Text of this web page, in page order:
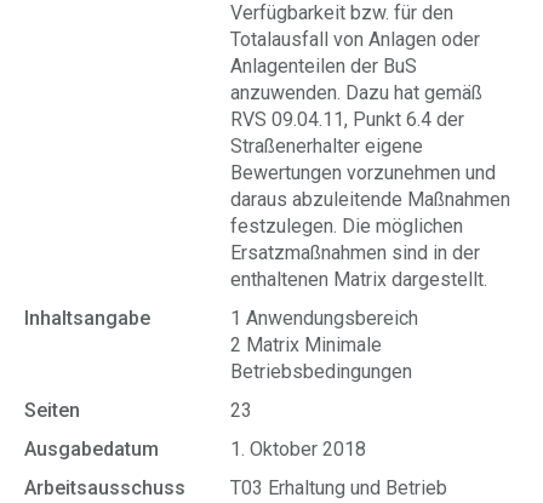
Verfügbarkeit bzw. für den
Totalausfall von Anlagen oder
Anlagenteilen der BuS
anzuwenden. Dazu hat gemäß
RVS 09.04.11, Punkt 6.4 der
Straßenerhalter eigene
Bewertungen vorzunehmen und
daraus abzuleitende Maßnahmen
festzulegen. Die möglichen
Ersatzmaßnahmen sind in der
enthaltenen Matrix dargestellt.
Inhaltsangabe
1 Anwendungsbereich
2 Matrix Minimale
Betriebsbedingungen
Seiten
23
Ausgabedatum
1. Oktober 2018
Arbeitsausschuss
T03 Erhaltung und Betrieb